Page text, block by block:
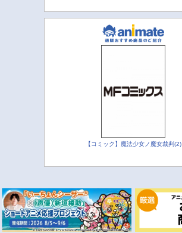
【コミック】魔法少女ノ魔女裁判(2)